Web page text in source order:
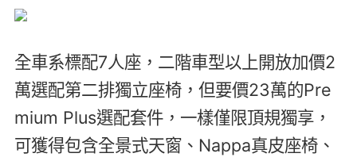
全車系標配7人座，二階車型以上開放加價2
萬選配第二排獨立座椅，但要價23萬的Pre
mium Plus選配套件，一樣僅限頂規獨享，
可獲得包含全景式天窗、Nappa真皮座椅、